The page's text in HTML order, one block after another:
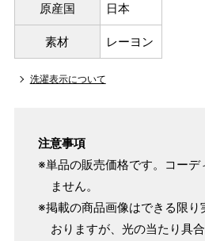
原産国 日本
素材 レーヨン
洗濯表示について
注意事項
※単品の販売価格です。コーデ
ません。
※掲載の商品画像はできる限り
おりますが、光の当たり具